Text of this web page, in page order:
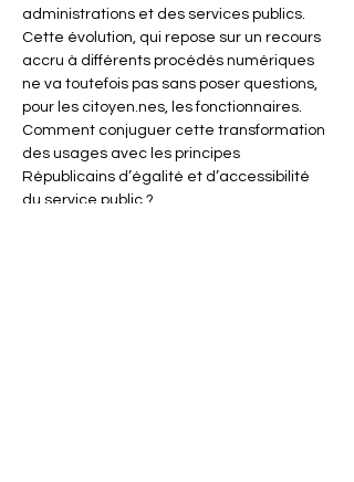
administrations et des services publics.
Cette évolution, qui repose sur un recours
accru à différents procédés numériques
ne va toutefois pas sans poser questions,
pour les citoyen.nes, les fonctionnaires.
Comment conjuguer cette transformation
des usages avec les principes
Républicains d’égalité et d’accessibilité
du service public ?